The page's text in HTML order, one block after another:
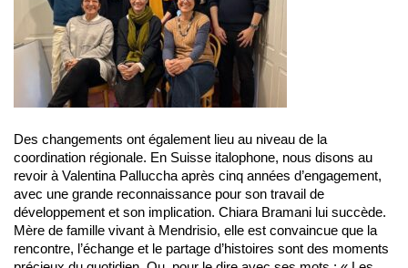
Des changements ont également lieu au niveau de la
coordination régionale. En Suisse italophone, nous disons au
revoir à Valentina Palluccha après cinq années d’engagement,
avec une grande reconnaissance pour son travail de
développement et son implication. Chiara Bramani lui succède.
Mère de famille vivant à Mendrisio, elle est convaincue que la
rencontre, l’échange et le partage d’histoires sont des moments